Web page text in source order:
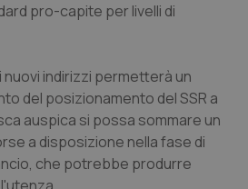
urogenitali
pro-capite per livelli di
indirizzi permetterà un
del posizionamento del SSR a
auspica si possa sommare un
a disposizione nella fase di
che potrebbe produrre